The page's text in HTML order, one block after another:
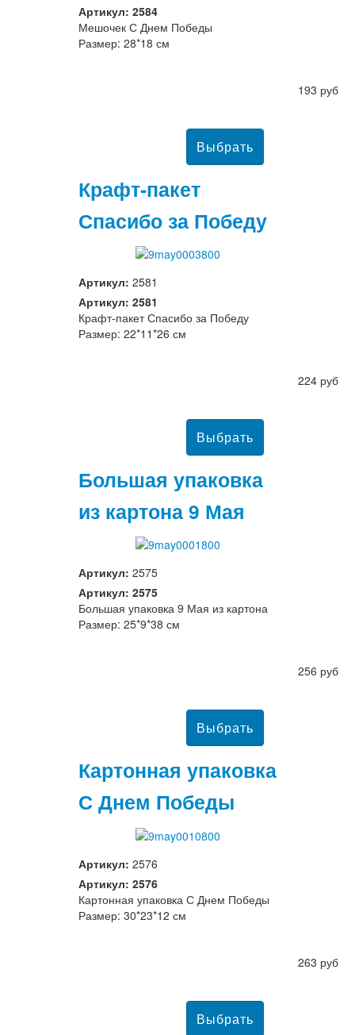
Артикул: 2584
Мешочек С Днем Победы
Размер: 28*18 см
193 руб
Крафт-пакет
Спасибо за Победу
Артикул: 2581
Артикул: 2581
Крафт-пакет Спасибо за Победу
Размер: 22*11*26 см
224 руб
Большая упаковка
из картона 9 Мая
Артикул: 2575
Артикул: 2575
Большая упаковка 9 Мая из картона
Размер: 25*9*38 см
256 руб
Картонная упаковка
С Днем Победы
Артикул: 2576
Артикул: 2576
Картонная упаковка С Днем Победы
Размер: 30*23*12 см
263 руб